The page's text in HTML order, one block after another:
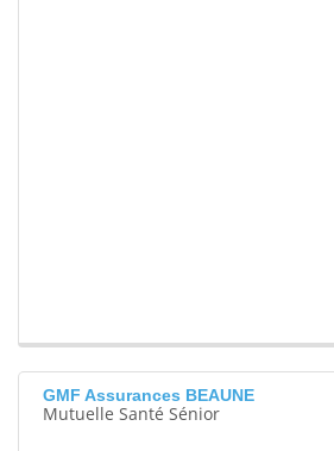
GMF Assurances BEAUNE
Mutuelle Santé Sénior